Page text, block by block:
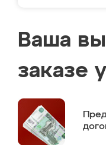
Ваша
заказе